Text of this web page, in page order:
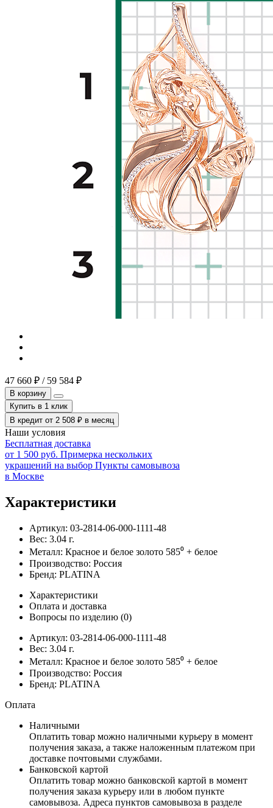
47 660 ₽ / 59 584 ₽
В корзину
Купить в 1 клик
В кредит от 2 508 ₽ в месяц
Наши условия
Бесплатная доставка
от 1 500 руб. Примерка нескольких
украшений на выбор Пункты самовывоза
в Москве
Характеристики
Артикул: 03-2814-06-000-1111-48
Вес: 3.04 г.
Металл: Красное и белое золото 585⁰ + белое
Производство: Россия
Бренд: PLATINA
Характеристики
Оплата и доставка
Вопросы по изделию (0)
Артикул: 03-2814-06-000-1111-48
Вес: 3.04 г.
Металл: Красное и белое золото 585⁰ + белое
Производство: Россия
Бренд: PLATINA
Оплата
Наличными
Оплатить товар можно наличными курьеру в момент
получения заказа, а также наложенным платежом при
доставке почтовыми службами.
Банковской картой
Оплатить товар можно банковской картой в момент
получения заказа курьеру или в любом пункте
самовывоза. Адреса пунктов самовывоза в разделе